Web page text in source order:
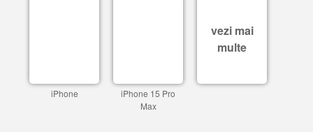
iPhone
iPhone 15 Pro
Max
vezi mai
multe